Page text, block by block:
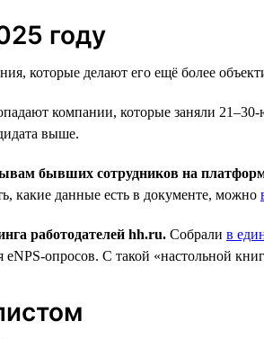
году
которые делают его ещё более
компании, которые заняли
выше.
бывших сотрудников на
какие данные есть в документе, можно
работодателей hh.ru. Собрали в
опросов. С такой «настольной